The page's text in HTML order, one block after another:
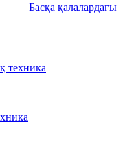
Басқа қалалардағы
техника